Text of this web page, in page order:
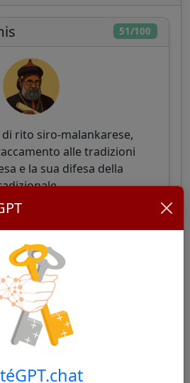
51/100
rito siro-malankarese,
alle tradizioni
e la sua difesa della
Sebastião